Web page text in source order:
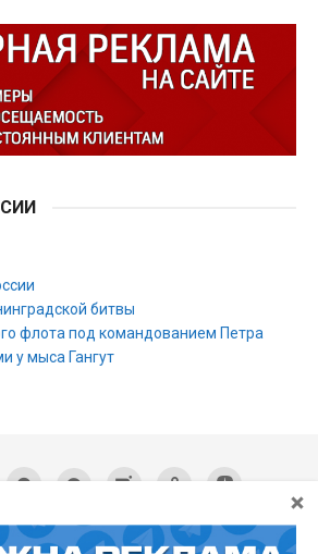
битвы
флота под командованием Петра
у мыса Гангут